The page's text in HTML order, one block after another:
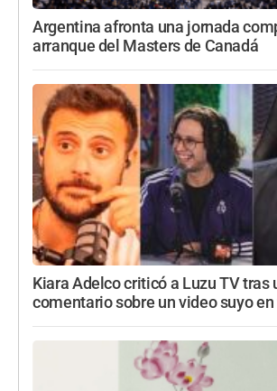
Argentina afronta una jornada
arranque del Masters de Canadá
Kiara Adelco criticó a Luzu TV tras
comentario sobre un video suyo